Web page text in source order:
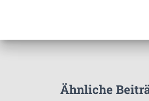
Ähnliche